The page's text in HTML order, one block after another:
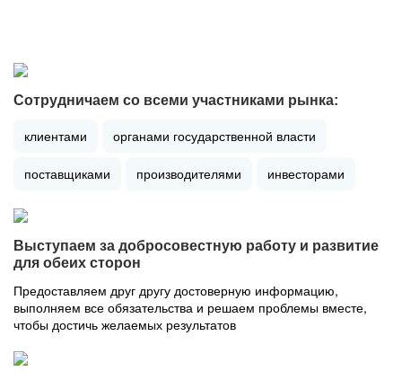
Сотрудничаем со всеми участниками рынка:
клиентами органами государственной власти
поставщиками производителями инвесторами
Выступаем за добросовестную работу и развитие
для обеих сторон
Предоставляем друг другу достоверную информацию,
выполняем все обязательства и решаем проблемы вместе,
чтобы достичь желаемых результатов